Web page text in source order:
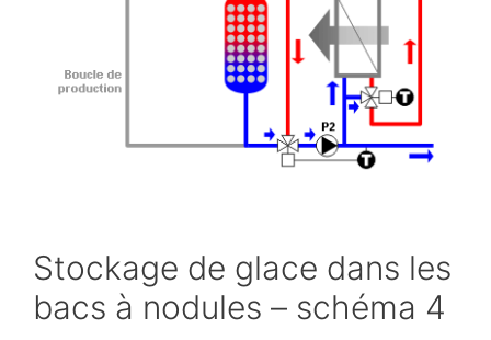
Stockage de glace dans les
bacs à nodules – schéma 4